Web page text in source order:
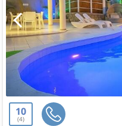
10
4